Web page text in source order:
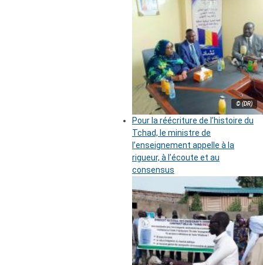
© (DR)
Pour la réécriture de l’histoire du
Tchad, le ministre de
l’enseignement appelle à la
rigueur, à l’écoute et au
consensus